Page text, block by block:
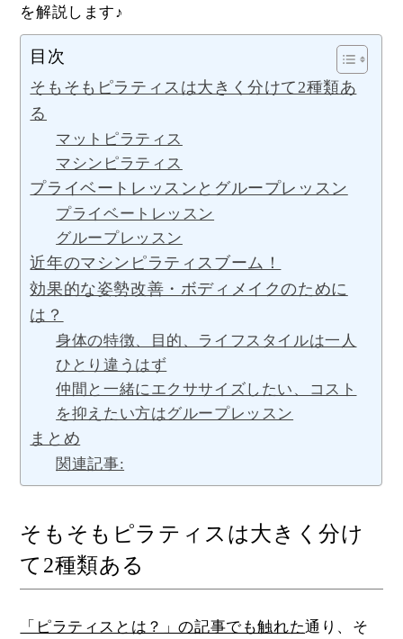
を解説します♪
目次
そもそもピラティスは大きく分けて2種類あ
る
マットピラティス
マシンピラティス
プライベートレッスンとグループレッスン
プライベートレッスン
グループレッスン
近年のマシンピラティスブーム！
効果的な姿勢改善・ボディメイクのために
は？
身体の特徴、目的、ライフスタイルは一人
ひとり違うはず
仲間と一緒にエクササイズしたい、コスト
を抑えたい方はグループレッスン
まとめ
関連記事:
そもそもピラティスは大きく分け
て2種類ある
「ピラティスとは？」の記事でも触れた通り、そ